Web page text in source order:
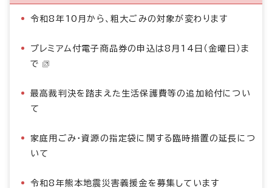
令和8年10月から、粗大ごみの対象が変わります
プレミアム付電子商品券の申込は8月14日（金曜日）ま
で
最高裁判決を踏まえた生活保護費等の追加給付につい
て
家庭用ごみ・資源の指定袋に関する臨時措置の延長につ
いて
令和8年熊本地震災害義援金を募集しています